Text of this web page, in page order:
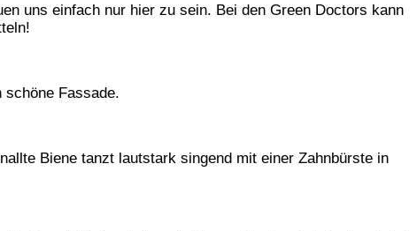
uns einfach nur hier zu sein. Bei den Green Doctors kann
schöne Fassade.
Biene tanzt lautstark singend mit einer Zahnbürste in